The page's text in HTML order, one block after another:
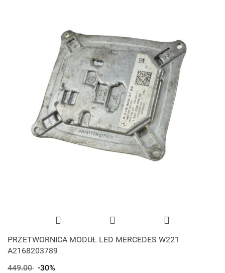
PRZETWORNICA MODUŁ LED MERCEDES W221
A2168203789
449.00 -30%